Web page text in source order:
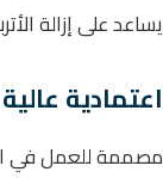
يساعد على إزالة
اعتمادية عالية
مصممة للعمل في